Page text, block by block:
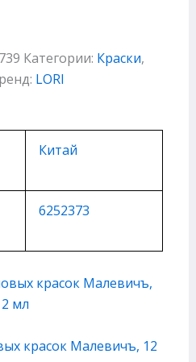
Категории: Краски,
LORI
Китай
6252373
красок Малевичъ, 12